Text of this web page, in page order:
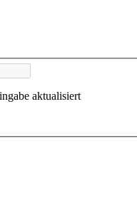
aktualisiert